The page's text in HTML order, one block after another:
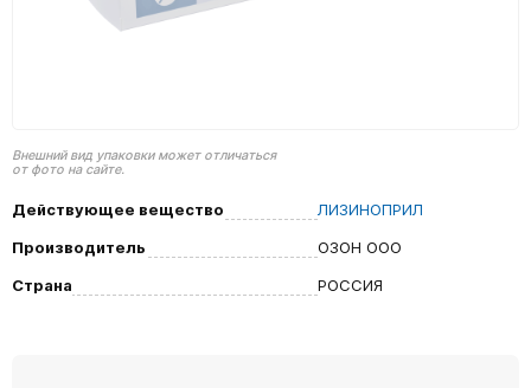
Внешний вид упаковки может отличаться
от фото на сайте.
Действующее вещество
ЛИЗИНОПРИЛ
Производитель
ОЗОН ООО
Страна
РОССИЯ